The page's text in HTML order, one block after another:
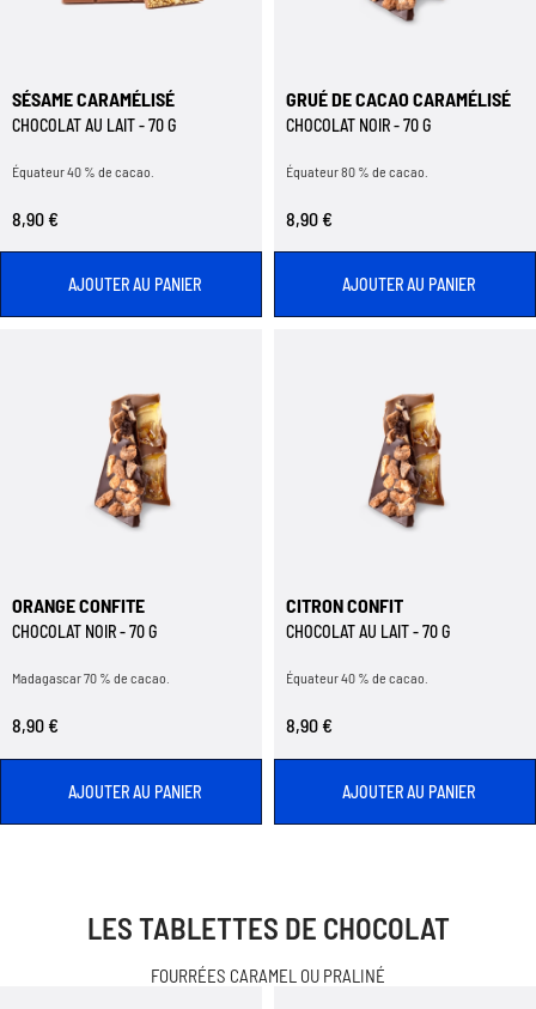
SÉSAME CARAMÉLISÉ
CHOCOLAT AU LAIT - 70 G
Équateur 40 % de cacao.
8,90 €
AJOUTER AU PANIER
GRUÉ DE CACAO CARAMÉLISÉ
CHOCOLAT NOIR - 70 G
Équateur 80 % de cacao.
8,90 €
AJOUTER AU PANIER
ORANGE CONFITE
CHOCOLAT NOIR - 70 G
Madagascar 70 % de cacao.
8,90 €
AJOUTER AU PANIER
CITRON CONFIT
CHOCOLAT AU LAIT - 70 G
Équateur 40 % de cacao.
8,90 €
AJOUTER AU PANIER
LES TABLETTES DE CHOCOLAT
FOURRÉES CARAMEL OU PRALINÉ